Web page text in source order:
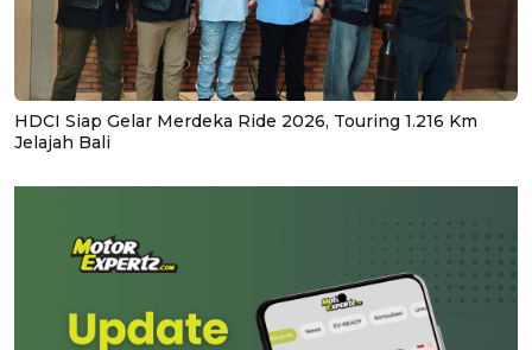
HDCI Siap Gelar Merdeka Ride 2026, Touring 1.216 Km
Jelajah Bali